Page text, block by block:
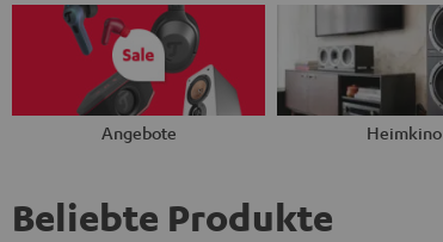
Angebote Heimkino
Beliebte Produkte